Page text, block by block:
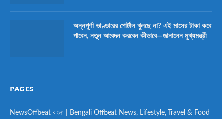
অন্নপূর্ণা ভাণ্ডারের পোর্টাল খুলছে না? এই মাসের টাকা কবে
পাবেন, নতুন আবেদন করবেন কীভাবে—জানালেন মুখ্যমন্ত্রী
PAGES
NewsOffbeat বাংলা | Bengali Offbeat News, Lifestyle, Travel & Food